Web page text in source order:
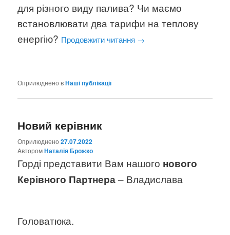
для різного виду палива? Чи маємо
встановлювати два тарифи на теплову
енергію? Продовжити читання →
Оприлюднено вНаші публікації
Новий керівник
Оприлюднено27.07.2022
AвторомНаталія Брожко
Горді представити Вам нашого нового
Керівного Партнера– Владислава
Головатюка.